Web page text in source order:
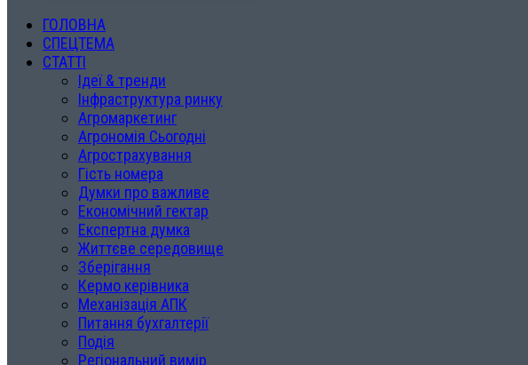
ГОЛОВНА
СПЕЦТЕМА
СТАТТІ
Ідеї & тренди
Інфраструктура ринку
Агромаркетинг
Агрономія Сьогодні
Агрострахування
Гість номера
Думки про важливе
Економічний гектар
Експертна думка
Життєве середовище
Зберігання
Кермо керівника
Механізація АПК
Питання бухгалтерії
Подія
Регіональний вимір